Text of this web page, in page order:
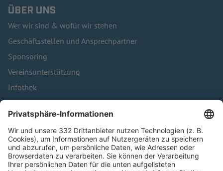
ÜBER UNS
Wer wir sind & wofür wir stehen
Geschäftsstellen und Ansprechpartner
Sponsoring
Vereinsunterstützung
Infothek
Kontakt
HÄUFIG BESUCHTE SEITEN
Pässe und Vereinswechsel
Trainerausbildung